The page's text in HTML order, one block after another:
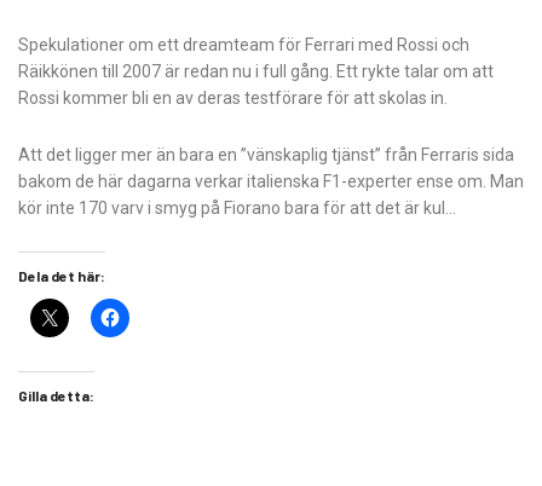
Spekulationer om ett dreamteam för Ferrari med Rossi och
Räikkönen till 2007 är redan nu i full gång. Ett rykte talar om att
Rossi kommer bli en av deras testförare för att skolas in.
Att det ligger mer än bara en ”vänskaplig tjänst” från Ferraris sida
bakom de här dagarna verkar italienska F1-experter ense om. Man
kör inte 170 varv i smyg på Fiorano bara för att det är kul…
Dela det här:
Gilla detta: